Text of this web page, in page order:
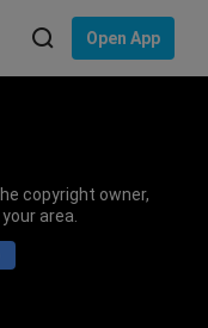
Open App
copyright owner,
area.